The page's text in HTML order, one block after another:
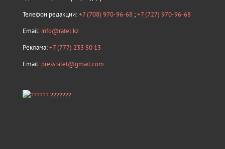
Телефон редакции:+7 (708) 970-96-68 ;+7 (727) 970-96-68
Email: info@ratel.kz
Реклама:+7 (777) 233 50 13
Email: pressratel@gmail.com